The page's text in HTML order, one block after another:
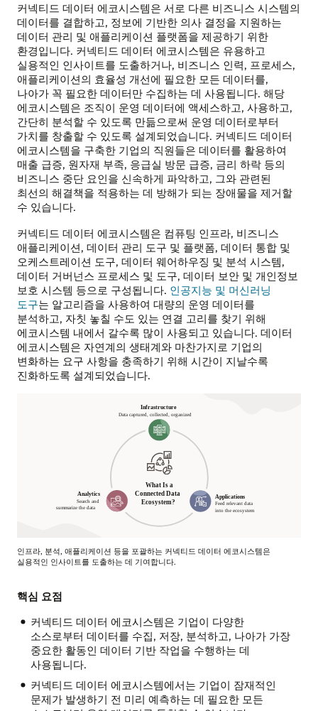
커넥티드 데이터 에코시스템은 서로 다른 비즈니스 시스템의
데이터를 결합하고, 정보에 기반한 의사 결정을 지원하는
데이터 관리 및 애플리케이션 플랫폼을 제공하기 위한
환경입니다. 커넥티드 데이터 에코시스템은 유용하고
실용적인 인사이트를 도출하거나, 비즈니스 인력, 프로세스,
애플리케이션의 효율성 개선에 필요한 모든 데이터를,
나아가 꼭 필요한 데이터만 수집하는 데 사용됩니다. 해당
에코시스템은 조직이 운영 데이터에 액세스하고, 사용하고,
간단히 분석할 수 있도록 만듦으로써 운영 데이터로부터
가치를 창출할 수 있도록 설계되었습니다. 커넥티드 데이터
에코시스템을 구축한 기업의 직원들은 데이터를 활용하여
매출 급증, 원자재 부족, 응급실 방문 급증, 금리 하락 등의
비즈니스 중단 요인을 신속하게 파악하고, 그와 관련된
최선의 해결책을 적용하는 데 방해가 되는 장애물을 제거할
수 있습니다.
커넥티드 데이터 에코시스템은 컴퓨팅 인프라, 비즈니스
애플리케이션, 데이터 관리 도구 및 플랫폼, 데이터 통합 및
오케스트레이션 도구, 데이터 웨어하우징 및 분석 시스템,
데이터 거버넌스 프로세스 및 도구, 데이터 보안 및 개인정보
보호 시스템 등으로 구성됩니다. 인공지능 및 머신러닝
도구는 알고리즘을 사용하여 대량의 운영 데이터를
분석하고, 자칫 놓칠 수도 있는 연결 고리를 찾기 위해
에코시스템 내에서 갈수록 많이 사용되고 있습니다. 데이터
에코시스템은 자연계의 생태계와 마찬가지로 기업의
변화하는 요구 사항을 충족하기 위해 시간이 지날수록
진화하도록 설계되었습니다.
인프라, 분석, 애플리케이션 등을 포괄하는 커넥티드 데이터 에코시스템은
실용적인 인사이트를 도출하는 데 기여합니다.
데이터
인프라:
데이터
캡처,
수집,
구성
핵심 요점
커넥티드 데이터 에코시스템은 기업이 다양한
소스로부터 데이터를 수집, 저장, 분석하고, 나아가 가장
중요한 활동인 데이터 기반 작업을 수행하는 데
사용됩니다.
커넥티드 데이터 에코시스템에서는 기업이 잠재적인
문제가 발생하기 전 미리 예측하는 데 필요한 모든